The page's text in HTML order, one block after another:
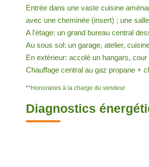
Entrée dans une vaste cuisine
avec une cheminée (insert) ; une
A l'étage: un grand bureau central
Au sous sol: un garage, atelier,
En extérieur: accolé un hangars,
Chauffage central au gaz propane +
**Honoraires à la charge du vendeur
Diagnostics